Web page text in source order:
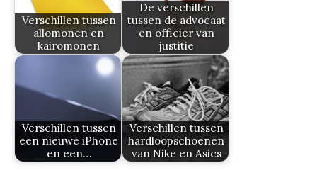
Verschillen tussen
allomonen en
kairomonen
De verschillen
tussen de advocaat
en officier van
justitie
Verschillen tussen
een nieuwe iPhone
en een…
Verschillen tussen
hardloopschoenen
van Nike en Asics